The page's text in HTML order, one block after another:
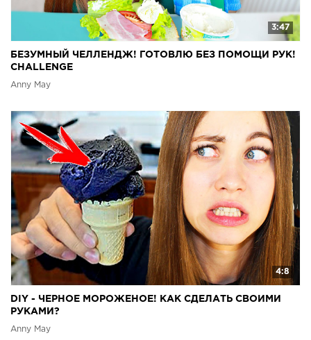
3:47
БЕЗУМНЫЙ ЧЕЛЛЕНДЖ! ГОТОВЛЮ БЕЗ ПОМОЩИ РУК!
CHALLENGE
Anny May
4:8
DIY - ЧЕРНОЕ МОРОЖЕНОЕ! КАК СДЕЛАТЬ СВОИМИ
РУКАМИ?
Anny May